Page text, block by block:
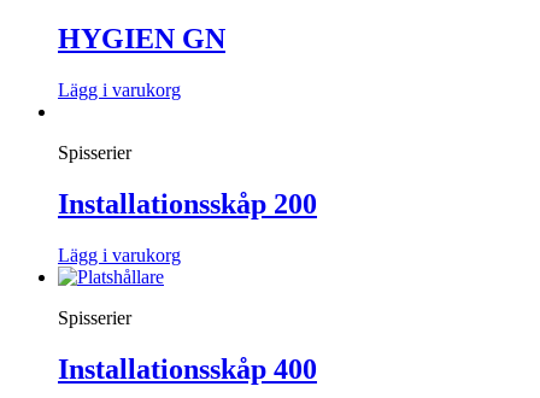
HYGIEN GN
Lägg i varukorg
Spisserier
Installationsskåp 200
Lägg i varukorg
Spisserier
Installationsskåp 400